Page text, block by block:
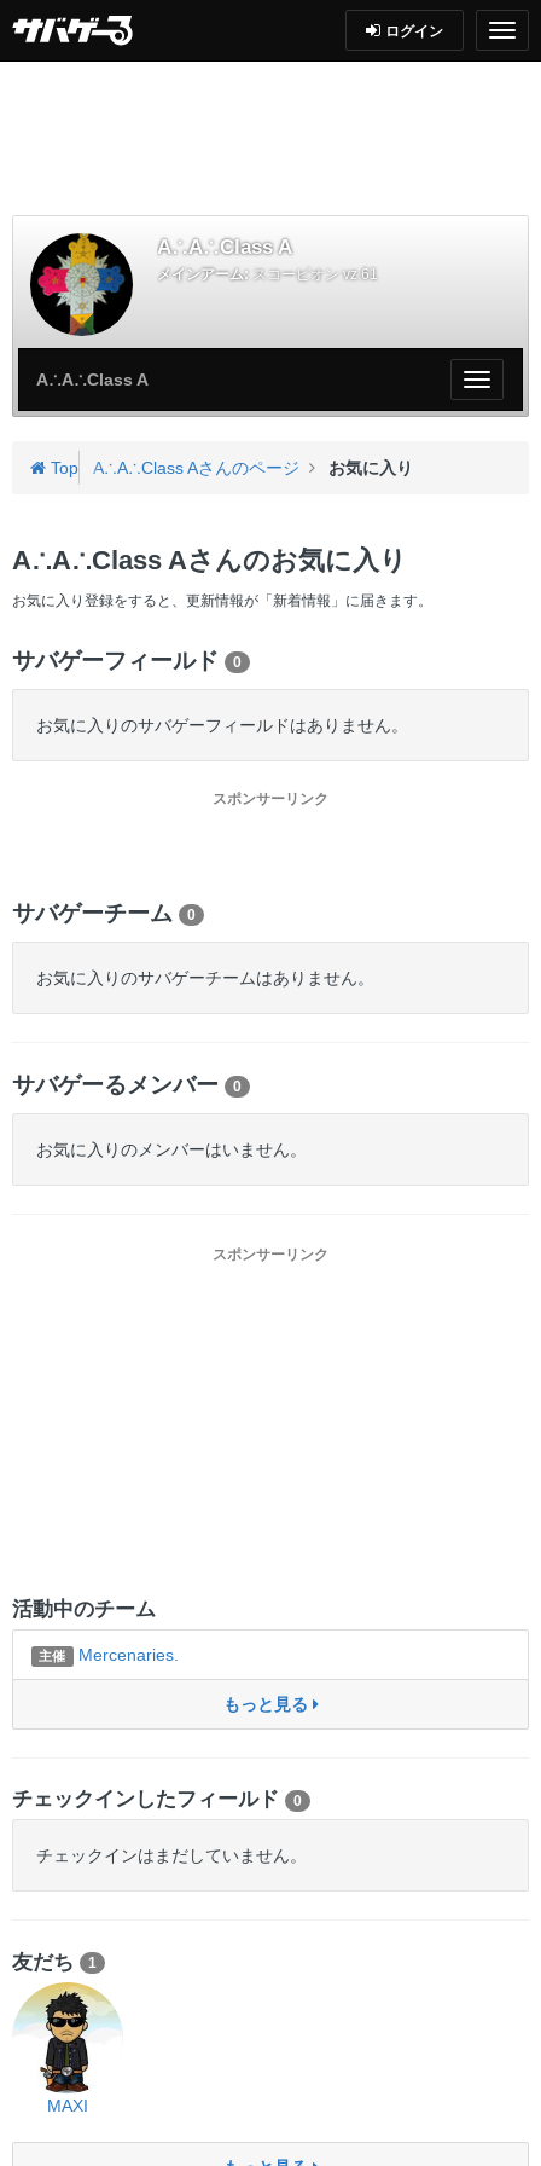
ログイン
A∴A∴Class A
メインアーム: スコーピオン vz.61
My
ペ
A∴A∴Class A
Top A∴A∴Class Aさんのページ お気に入り
A∴A∴Class Aさんのお気に入り
お気に入り登録をすると、更新情報が「新着情報」に届きます。
サバゲーフィールド 0
お気に入りのサバゲーフィールドはありません。
スポンサーリンク
サバゲーチーム 0
お気に入りのサバゲーチームはありません。
サバゲーるメンバー 0
お気に入りのメンバーはいません。
スポンサーリンク
活動中のチーム
主催 Mercenaries.
もっと見る
チェックインしたフィールド 0
チェックインはまだしていません。
友だち 1
MAXI